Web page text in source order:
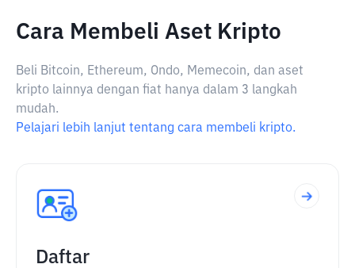
Cara Membeli Aset Kripto
Beli Bitcoin, Ethereum, Ondo, Memecoin, dan aset
kripto lainnya dengan fiat hanya dalam 3 langkah
mudah.
Pelajari lebih lanjut tentang cara membeli kripto.
Daftar